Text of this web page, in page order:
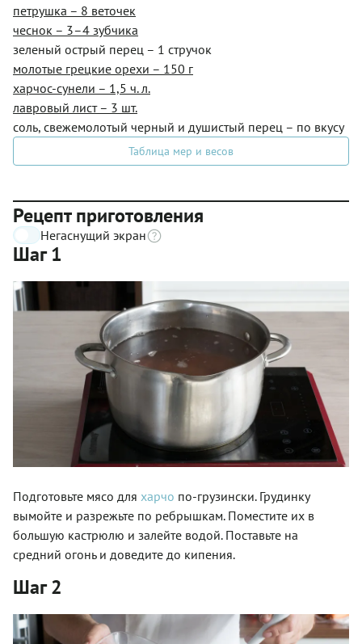
петрушка – 8 веточек
чеснок – 3–4 зубчика
зеленый острый перец – 1 стручок
молотые грецкие орехи – 150 г
харчос-сунели – 1,5 ч. л.
лавровый лист – 3 шт.
соль, свежемолотый черный и душистый перец – по вкусу
Таблица мер и весов
Рецепт приготовления
Негаснущий экран
Шаг 1
Подготовьте мясо для харчо по-грузински. Грудинку
вымойте и разрежьте по ребрышкам. Поместите их в
большую кастрюлю и залейте водой. Поставьте на
средний огонь и доведите до кипения.
Шаг 2